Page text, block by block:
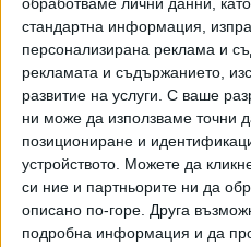
обработваме лични данни,
стандартна информация,
персонализирана реклама и
рекламата и съдържанието,
развитие на услуги. С ваше
ни може да използваме точни
позициониране и
устройството. Можете да
си ние и партньорите ни да
описано по-горе. Друга
подробна информация и да
областните управители от
ръководството на Ловно-
набелязване на мерки за
Експертите припомнят, че
но носи сериозни
да доведе до унищожаване
Последвайте ни